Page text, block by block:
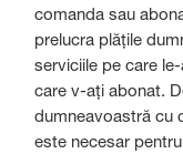
comanda sau
prelucra plățile
serviciile pe care
care v-ați abonat.
dumneavoastră cu
este necesar